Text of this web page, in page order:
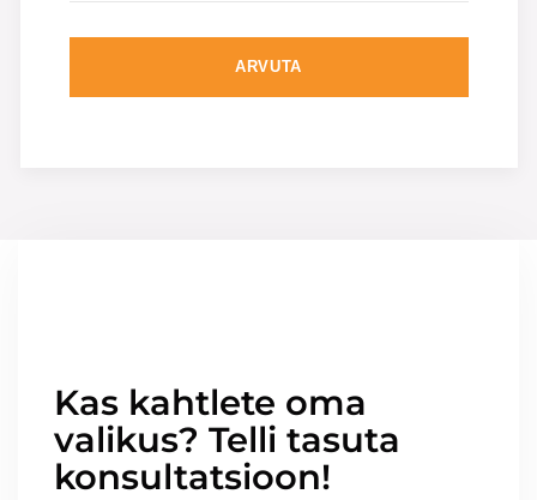
ARVUTA
Kas kahtlete oma
valikus? Telli tasuta
konsultatsioon!